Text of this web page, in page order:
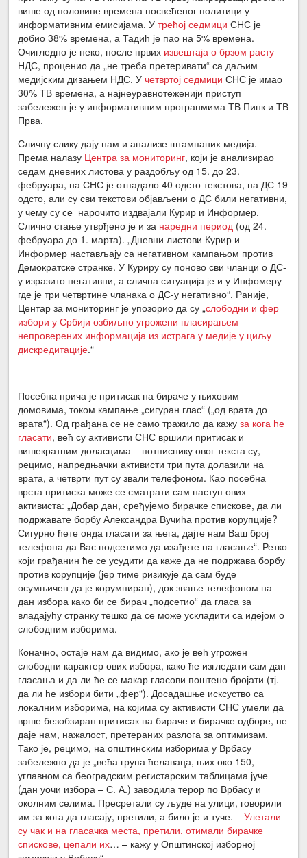
више од половине времена посвећеног политици у
информативним емисијама. Утрећој седмици СНС је
добио 38% времена, а Тадић је пао на 5% времена.
Очигледно је неко, после првих извештаја о брзом расту
НДС, проценио да „не треба претеривати“ са даљим
медијским дизањем НДС. Учетвртој седмици СНС је имао
30% ТВ времена, а најнеуравнотеженији приступ
забележен је у информативним програнмима ТВ Пинк и ТВ
Прва.
Сличну слику дају нам и анализе штампаних медија.
Према налазу Центра за мониторинг, који јеанализирао
седам дневних листова у раздобљу од 15. до 23.
фебруара, на СНС је отпадало 40 одсто текстова, на ДС 19
одсто, али су сви текстови објављени о ДС били негативни,
у чему су се нарочито издвајали Курир и Информер.
Слично стање утврђено је и за наредни период (од 24.
фебруара до 1. марта). „Дневни листови Курир и
Информер настављају са негативном кампањом против
Демократске странке. У Куриру су поново сви чланци о ДС-
у изразито негативни, а слична ситуација је и у Инфомеру
где је три четвртине чланака о ДС-у негативно“. Раније,
Центар за мониторинг је упозорио да су „слободни и фер
избори у Србији озбиљно угрожени пласирањем
непроверених информација из истрага у медије у циљу
дискредитације.“
Посебна прича је притисак на бираче у њиховим
домовима, током кампање „сигуран глас“ („од врата до
врата“). Од грађана се не само тражило да кажуза кога ће
гласати, већ су активисти СНС вршили притисак и
вишекратним доласцима – потписнику овог текста су,
рецимо, напредњачки активисти три пута долазили на
врата, а четврти пут су звали телефоном. Као посебна
врста притиска може се сматрати сам наступ ових
активиста: „Добар дан, сређујемо бирачке спискове, да ли
подржавате борбу Александра Вучића против корупције?
Сигурно ћете онда гласати за њега, дајте нам Ваш број
телефона да Вас подсетимо да изађете на гласање“. Ретко
који грађанин ће се усудити да каже да не подржава борбу
против корупције (јер тиме ризикује да сам буде
осумњичен да је корумпиран), док звање телефоном на
дан избора како би се бирач „подсетио“ да гласа за
владајућу странку тешко да се може ускладити са идејом о
слободним изборима.
Коначно, остаје нам да видимо, ако је већ угрожен
слободни карактер ових избора, како ће изгледати сам дан
гласања и да ли ће се макар гласови поштено бројати (тј.
да ли ће избори бити „фер“). Досадашње исксуство са
локалним изборима, на којима су активисти СНС умели да
врше безобзиран притисак на бираче и бирачке одборе, не
даје нам, нажалост, претераних разлога за оптимизам.
Тако је, рецимо, на општинским изборима у Врбасу
забележно да је „већа група ћелаваца, њих око 150,
углавном са београдским регистарским таблицама јуче
(дан уочи избора – С. А.) заводила терор по Врбасу и
околним селима. Пресретали су људе на улици, говорили
им за кога да гласају, претили, а било је и туче.–Улетали
су чак и на гласачка места, претили, отимали бирачке
спискове, цепали их… – кажу у Општинској изборној